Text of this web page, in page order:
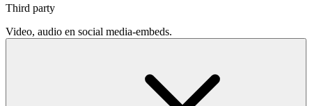
Third party
Video, audio en social media-embeds.